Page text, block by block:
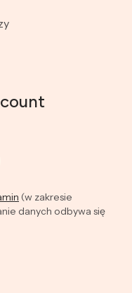
(w zakresie
danych odbywa się